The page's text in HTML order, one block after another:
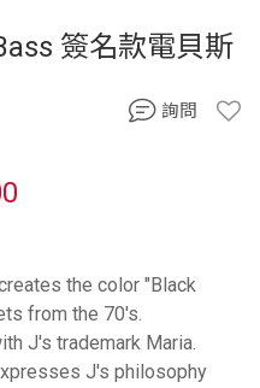
簽名款電貝斯
the color "Black
from the 70's.
J's trademark Maria.
J's philosophy
詢問